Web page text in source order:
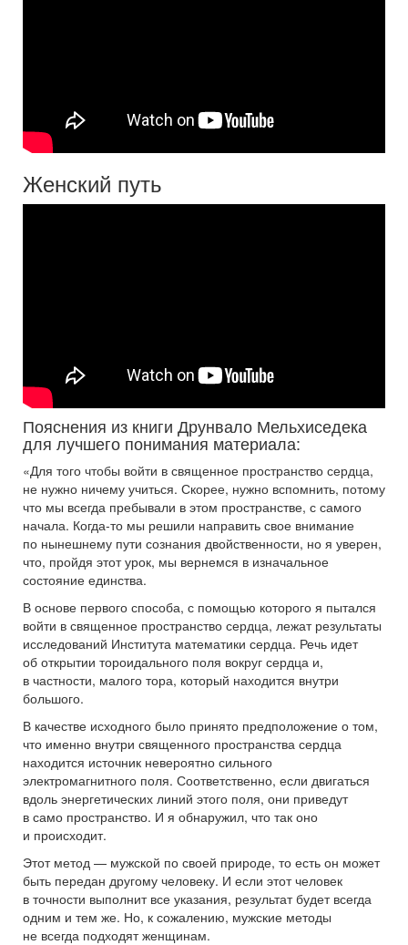
Женский путь
Пояснения из книги Друнвало Мельхиседека
для лучшего понимания материала:
«Для того чтобы войти в священное пространство сердца,
не нужно ничему учиться. Скорее, нужно вспомнить, потому
что мы всегда пребывали в этом пространстве, с самого
начала. Когда-то мы решили направить свое внимание
по нынешнему пути сознания двойственности, но я уверен,
что, пройдя этот урок, мы вернемся в изначальное
состояние единства.
В основе первого способа, с помощью которого я пытался
войти в священное пространство сердца, лежат результаты
исследований Института математики сердца. Речь идет
об открытии тороидального поля вокруг сердца и,
в частности, малого тора, который находится внутри
большого.
В качестве исходного было принято предположение о том,
что именно внутри священного пространства сердца
находится источник невероятно сильного
электромагнитного поля. Соответственно, если двигаться
вдоль энергетических линий этого поля, они приведут
в само пространство. И я обнаружил, что так оно
и происходит.
Этот метод — мужской по своей природе, то есть он может
быть передан другому человеку. И если этот человек
в точности выполнит все указания, результат будет всегда
одним и тем же. Но, к сожалению, мужские методы
не всегда подходят женщинам.